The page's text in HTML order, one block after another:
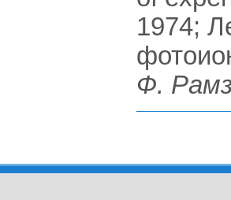
1974;
Ф.